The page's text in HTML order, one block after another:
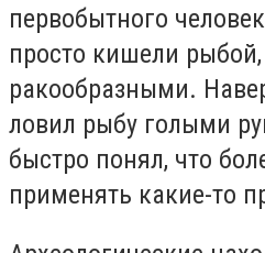
первобытного
просто кишели
ракообразными.
ловил рыбу голыми
быстро понял, что
применять какие-то